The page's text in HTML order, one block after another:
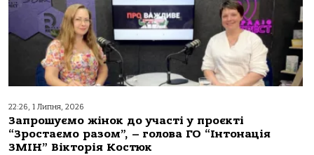
22:26, 1 Липня, 2026
Запрошуємо жінок до участі у проєкті
“Зростаємо разом”, – голова ГО “Інтонація
ЗМІН” Вікторія Костюк